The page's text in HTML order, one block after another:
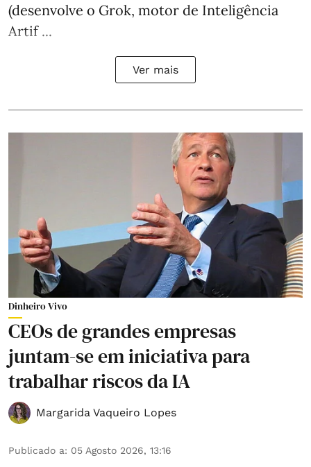
(desenvolve o Grok, motor de Inteligência
Artif ...
Ver mais
Dinheiro Vivo
CEOs de grandes empresas
juntam-se em iniciativa para
trabalhar riscos da IA
Margarida Vaqueiro Lopes
Publicado a: 05 Agosto 2026, 13:16